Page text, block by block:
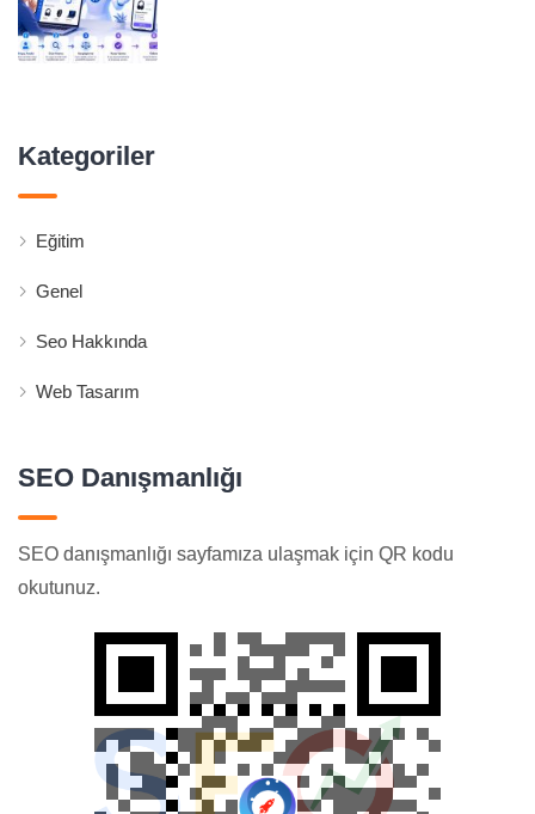
Kategoriler
Eğitim
Genel
Seo Hakkında
Web Tasarım
SEO Danışmanlığı
SEO danışmanlığı sayfamıza ulaşmak için QR kodu
okutunuz.